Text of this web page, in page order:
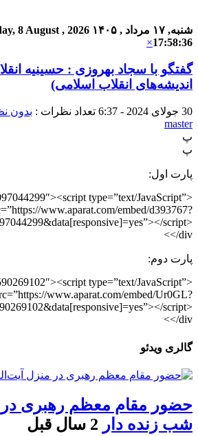
شنبه, ۱۷ مرداد , ۱۴۰۵ 8 August , 2026
17:58:37
×
گفتگو با سجاد بهروزی : حسینیه
اندیشه‌های انقلاب اسلامی)
30 جولای 2024 - 6:37 تعداد نظرات : بدون
master
پ
پ
پارت اول:
type=”text/JavaScript”
www.aparat.com/embed/d393767?
script>
</div>
پارت دوم:
type=”text/JavaScript”
www.aparat.com/embed/Ur0GL?
script>
</div>
گالری ویدئو
حضور مقام معظم رهبری در
شب زنده‌ دار 2 سال قبل